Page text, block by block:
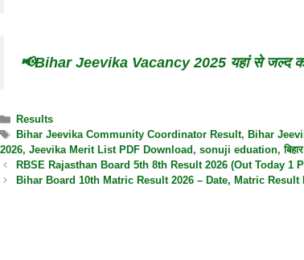
📢Bihar Jeevika Vacancy 2025 यहां से जल्द
Results
Bihar Jeevika Community Coordinator Result, Bihar
2026, Jeevika Merit List PDF Download , sonuji eduation,
RBSE Rajasthan Board 5th 8th Result 2026 (Out Today
Bihar Board 10th Matric Result 2026 – Date, Matric Result